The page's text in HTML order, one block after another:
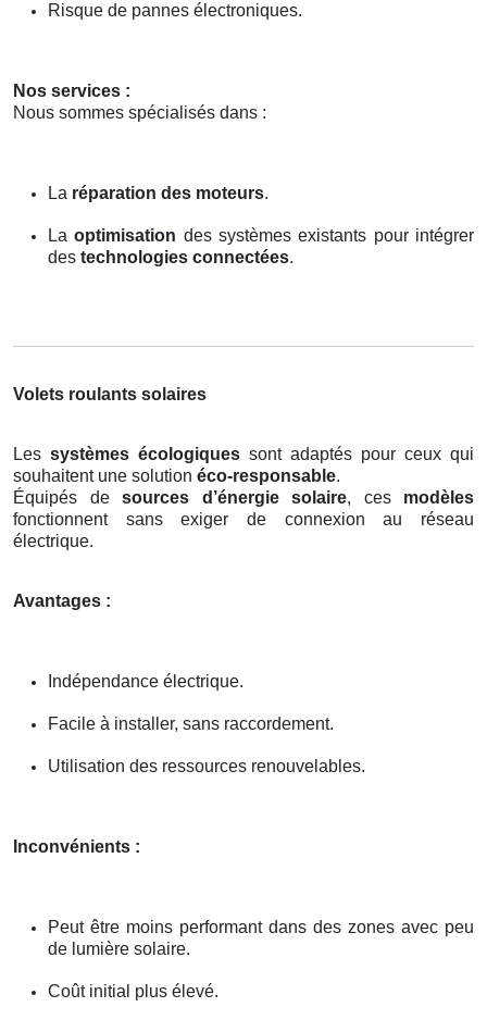
Risque de pannes électroniques.
Nos services :
Nous sommes spécialisés dans :
La réparation des moteurs.
Laoptimisation des systèmes existants pour intégrer
des technologies connectées.
Volets roulants solaires
Les systèmes écologiques sont adaptés pour ceux qui
souhaitent une solution éco-responsable.
Équipés de sources d’énergie solaire, ces modèles
fonctionnent sans exiger de connexion au réseau
électrique.
Avantages :
Indépendance électrique.
Facile à installer, sans raccordement.
Utilisation des ressources renouvelables.
Inconvénients :
Peut être moins performant dans des zones avec peu
de lumière solaire.
Coût initial plus élevé.